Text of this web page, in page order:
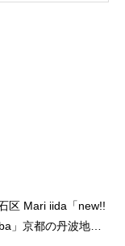
区 Mari iida「new!!
」京都の丹波地鶏